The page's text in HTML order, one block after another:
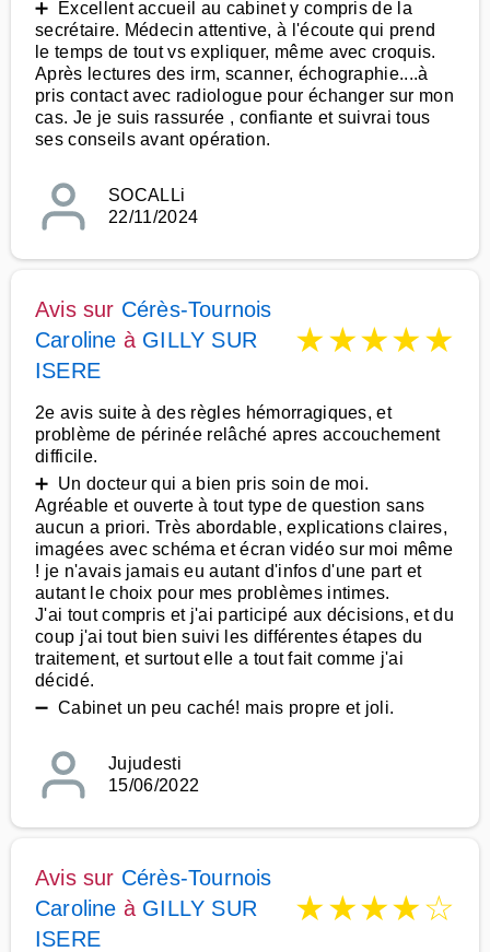
➕ Excellent accueil au cabinet y compris de la
secrétaire. Médecin attentive, à l'écoute qui prend
le temps de tout vs expliquer, même avec croquis.
Après lectures des irm, scanner, échographie....à
pris contact avec radiologue pour échanger sur mon
cas. Je je suis rassurée , confiante et suivrai tous
ses conseils avant opération.
SOCALLi
22/11/2024
Avis sur Cérès-Tournois
Caroline à GILLY SUR
ISERE
★★★★★
2e avis suite à des règles hémorragiques, et
problème de périnée relâché apres accouchement
difficile.
➕ Un docteur qui a bien pris soin de moi.
Agréable et ouverte à tout type de question sans
aucun a priori. Très abordable, explications claires,
imagées avec schéma et écran vidéo sur moi même
! je n'avais jamais eu autant d'infos d'une part et
autant le choix pour mes problèmes intimes.
J'ai tout compris et j'ai participé aux décisions, et du
coup j'ai tout bien suivi les différentes étapes du
traitement, et surtout elle a tout fait comme j'ai
décidé.
➖ Cabinet un peu caché! mais propre et joli.
Jujudesti
15/06/2022
Avis sur Cérès-Tournois
Caroline à GILLY SUR
ISERE
★★★★☆